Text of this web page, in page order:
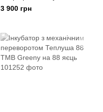
12В ТАВ
3 900 грн